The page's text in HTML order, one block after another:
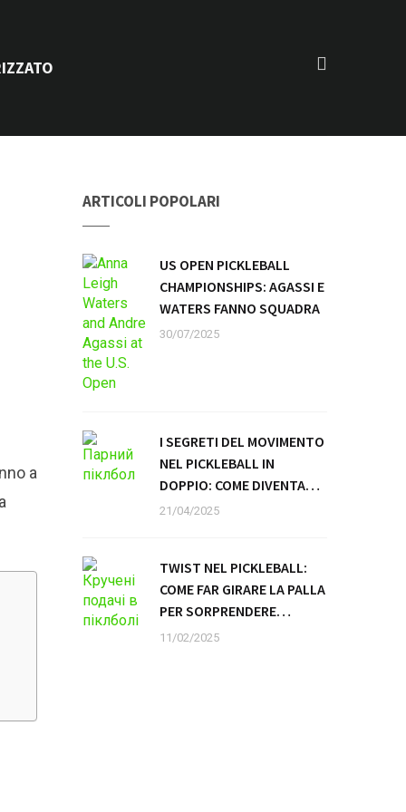
a
ARTICOLI POPOLARI
US OPEN PICKLEBALL
CHAMPIONSHIPS: AGASSI E
WATERS FANNO SQUADRA
30/07/2025
I SEGRETI DEL MOVIMENTO
NEL PICKLEBALL IN
DOPPIO: COME DIVENTARE
UN TANDEM INVINCIBILE
21/04/2025
TWIST NEL PICKLEBALL:
COME FAR GIRARE LA PALLA
PER SORPRENDERE
L’AVVERSARIO
11/02/2025